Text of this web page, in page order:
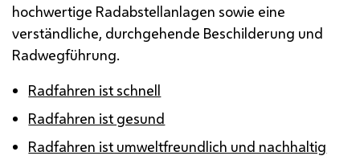
hochwertige Radabstellanlagen sowie eine
verständliche, durchgehende Beschilderung und
Radwegführung.
Radfahren ist schnell
Radfahren ist gesund
Radfahren ist umweltfreundlich und nachhaltig